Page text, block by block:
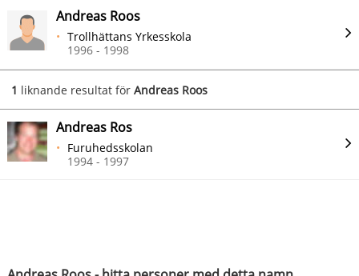
Andreas Roos
Trollhättans Yrkesskola
1996 - 1998
1 liknande resultat förAndreas Roos
Andreas Ros
Furuhedsskolan
1994 - 1997